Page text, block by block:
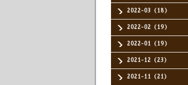
2022-03（18）
2022-02（19）
2022-01（19）
2021-12（23）
2021-11（21）